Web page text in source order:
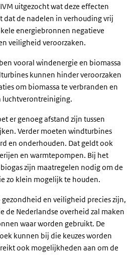
uitgezocht wat deze effecten
dat de nadelen in verhouding vrij
energiebronnen negatieve
veiligheid veroorzaken.
vooral windenergie en biomassa
kunnen hinder veroorzaken
om biomassa te verbranden en
luchtverontreiniging.
er genoeg afstand zijn tussen
Verder moeten windturbines
en onderhouden. Dat geldt ook
en warmtepompen. Bij het
zijn maatregelen nodig om de
zo klein mogelijk te houden.
en veiligheid precies zijn,
de Nederlandse overheid zal maken
waar worden gebruikt. De
kunnen bij die keuzes worden
ook mogelijkheden aan om de